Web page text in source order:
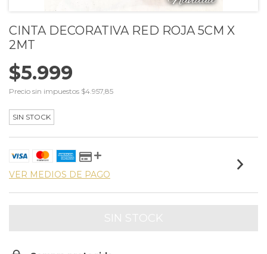
CINTA DECORATIVA RED ROJA 5CM X
2MT
$5.999
Precio sin impuestos $4.957,85
SIN STOCK
VER MEDIOS DE PAGO